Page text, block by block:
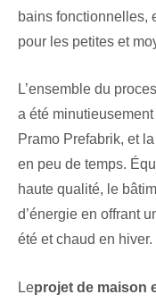
bains fonctionnelles,
pour les petites et
L’ensemble du
a été
Pramo Prefabrik, et
en peu de temps.
haute qualité, le
d’énergie en offrant
été et chaud en hiver.
Leprojet de maison